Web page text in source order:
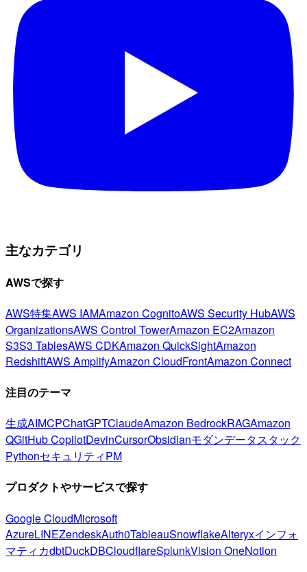
主なカテゴリ
AWSで探す
AWS特集AWS IAMAmazon CognitoAWS Security HubAWS
OrganizationsAWS Control TowerAmazon EC2Amazon
S3S3 TablesAWS CDKAmazon QuickSightAmazon
RedshiftAWS AmplifyAmazon CloudFrontAmazon Connect
注目のテーマ
生成AIMCPChatGPTClaudeAmazon BedrockRAGAmazon
QGitHub CopilotDevinCursorObsidianモダンデータスタック
PythonセキュリティPM
プロダクトやサービスで探す
Google CloudMicrosoft
AzureLINEZendeskAuth0TableauSnowflakeAlteryxインフォ
マティカdbtDuckDBCloudflareSplunkVision OneNotion